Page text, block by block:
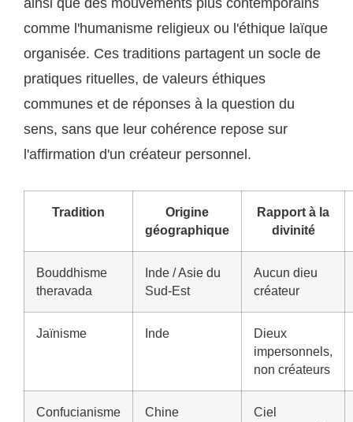
comme l'humanisme religieux ou l'éthique laïque
organisée. Ces traditions partagent un socle de
pratiques rituelles, de valeurs éthiques
communes et de réponses à la question du
sens, sans que leur cohérence repose sur
l'affirmation d'un créateur personnel.
Tradition
Origine
géographique
Rapport à la
divinité
Bouddhisme
theravada
Inde / Asie du
Sud-Est
Aucun dieu
créateur
Jaïnisme Inde
Dieux
impersonnels,
non créateurs
Confucianisme Chine
Ciel